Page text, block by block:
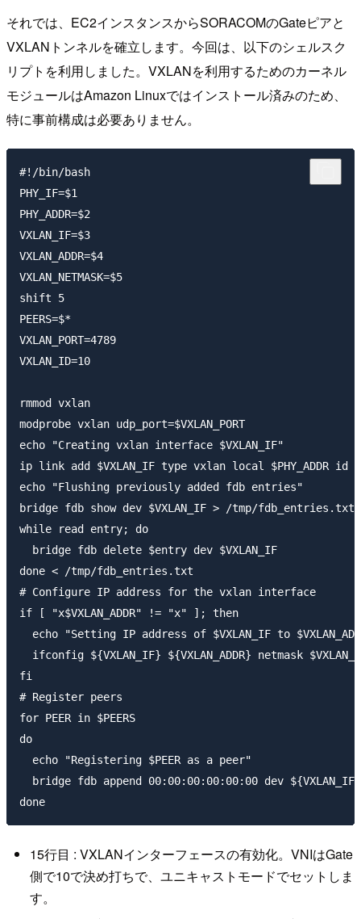
それでは、EC2インスタンスからSORACOMのGateピアと
VXLANトンネルを確立します。今回は、以下のシェルスク
リプトを利用しました。VXLANを利用するためのカーネル
モジュールはAmazon Linuxではインストール済みのため、
特に事前構成は必要ありません。
#!/bin/bash
PHY_IF=$1
PHY_ADDR=$2
VXLAN_IF=$3
VXLAN_ADDR=$4
VXLAN_NETMASK=$5
shift 5
PEERS=$*
VXLAN_PORT=4789
VXLAN_ID=10
rmmod vxlan
modprobe vxlan udp_port=$VXLAN_PORT
echo "Creating vxlan interface $VXLAN_IF"
ip link add $VXLAN_IF type vxlan local $PHY_ADDR id
echo "Flushing previously added fdb entries"
bridge fdb show dev $VXLAN_IF > /tmp/fdb_entries.txt
while read entry; do
  bridge fdb delete $entry dev $VXLAN_IF
done < /tmp/fdb_entries.txt
# Configure IP address for the vxlan interface
if [ "x$VXLAN_ADDR" != "x" ]; then
echo "Setting IP address of $VXLAN_IF to
ifconfig ${VXLAN_IF} ${VXLAN_ADDR} netmask
fi
# Register peers
for PEER in $PEERS
do
  echo "Registering $PEER as a peer"
bridge fdb append 00:00:00:00:00:00 dev
15行目 : VXLANインターフェースの有効化。VNIはGate
側で10で決め打ちで、ユニキャストモードでセットしま
す。